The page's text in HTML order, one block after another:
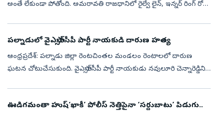
అంతే లేకుండా పోతోంది. అమరావతి రాజధానిలో రైల్వే లైన్, ఇన్నర్‌ రింగ్‌ రోడ్డు
పల్నాడులో వైఎస్సార్‌సీపీ పార్టీ నాయకుడి దారుణ హత్య
ఆంధ్రప్రదేశ్‌: పల్నాడు జిల్లా రెంటచింతల మండలం రెంటాలలో దారుణ
ఘటన చోటుచేసుకుంది. వైఎస్సార్‌సీపీ పార్టీ నాయకుడు నవులూరి చెన్నారెడ్డిని
ఊడిగమంతా హుష్‌‘ఖాకీ’ పోలీస్‌ నెత్తిపైనా ‘సర్దుబాటు’ పిడుగు..